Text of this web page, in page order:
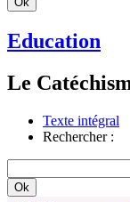
Education
Le
Texte intégral
Rechercher :